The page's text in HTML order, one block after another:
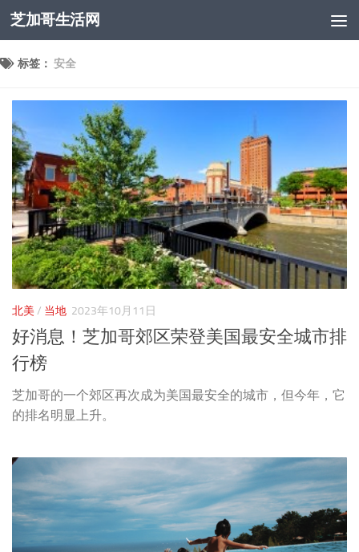
跳至内容
芝加哥生活网
标签： 安全
北美 / 当地 2023年10月11日
好消息！芝加哥郊区荣登美国最安全城市排
行榜
芝加哥的一个郊区再次成为美国最安全的城市，但今年，它
的排名明显上升。